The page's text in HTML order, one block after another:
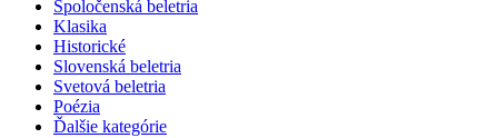
Spoločenská beletria
Klasika
Historické
Slovenská beletria
Svetová beletria
Poézia
Ďalšie kategórie